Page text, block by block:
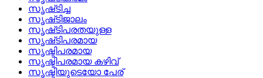
സൃഷ്‌ടിച്ച
സൃഷ്‌ടിജാലം
സൃഷ്‌ടിപരതയുള്ള
സൃഷ്‌ടിപരമായ
സൃഷ്ടിപരമായ
സൃഷ്ടിപരമായ കഴിവ്
സൃഷ്ടിയുടെയോ പേര്